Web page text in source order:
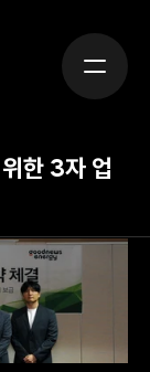
한 3자 업